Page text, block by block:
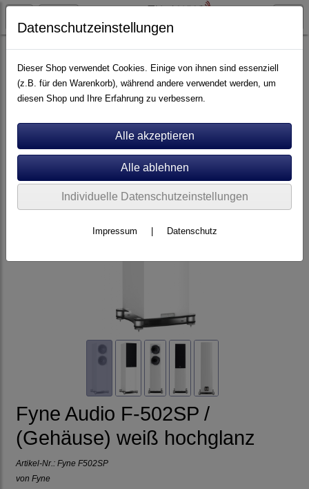
Lautsprecher Standlautsprecher
Fyne Audio F-502SP /
(Gehäuse) weiß hochglanz
Artikel-Nr.: Fyne F502SP
von Fyne
Datenschutzeinstellungen
Dieser Shop verwendet Cookies. Einige von ihnen sind essenziell
(z.B. für den Warenkorb), während andere verwendet werden, um
diesen Shop und Ihre Erfahrung zu verbessern.
Individuelle Datenschutzeinstellungen
Impressum Datenschutz